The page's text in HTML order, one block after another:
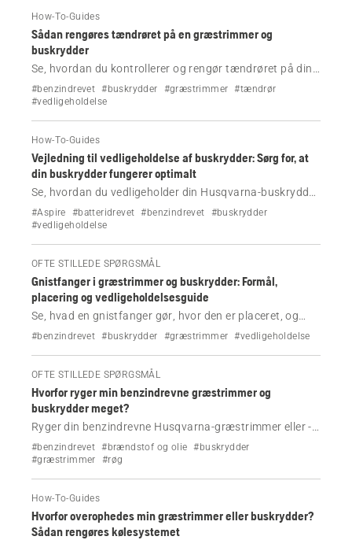
How-To-Guides
Sådan rengøres tændrøret på en græstrimmer og
buskrydder
Se, hvordan du kontrollerer og rengør tændrøret på din
Husqvarna-græstrimmer eller -buskrydder for at
forbedre start, genoprette motorens ydeevne og
#benzindrevet #buskrydder #græstrimmer
#tændrør
#vedligeholdelse
How-To-Guides
Vejledning til vedligeholdelse af buskrydder: Sørg for, at
din buskrydder fungerer optimalt
Se, hvordan du vedligeholder din Husqvarna-buskrydder
med denne komplette vedligeholdelsestjekliste. Se, hvad
du skal inspicere, rengøre og udskifte for at sikre, at din
#Aspire #batteridrevet #benzindrevet
#buskrydder
#vedligeholdelse
OFTE STILLEDE SPØRGSMÅL
Gnistfanger i græstrimmer og buskrydder: Formål,
placering og vedligeholdelsesguide
Se, hvad en gnistfanger gør, hvor den er placeret, og
hvordan den renses. Hold din Husqvarna-græstrimmer
#benzindrevet #buskrydder #græstrimmer #vedligeholdelse
OFTE STILLEDE SPØRGSMÅL
Hvorfor ryger min benzindrevne græstrimmer og
buskrydder meget?
Ryger din benzindrevne Husqvarna-græstrimmer eller -
buskrydder? Find de mest almindelige årsager, herunder
forkert brændstofblanding, snavset luftfilter og
#benzindrevet #brændstof og olie
#buskrydder
#græstrimmer
#røg
How-To-Guides
Hvorfor overophedes min græstrimmer eller buskrydder?
Sådan rengøres kølesystemet